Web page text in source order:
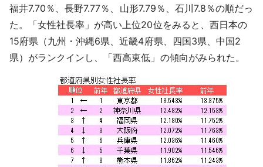
福井7.70％、長野7.77％、山形7.79％、石川7.8％の順だっ
た。「女性社長率」が高い上位20位をみると、西日本の
15府県（九州・沖縄6県、近畿4府県、四国3県、中国2
県）がランクインし、「西高東低」の傾向がみられた。